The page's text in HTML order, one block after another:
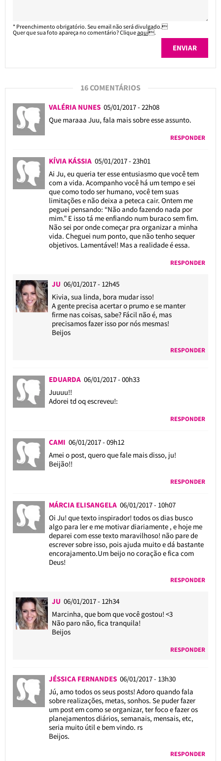
* Preenchimento obrigatório. Seu email não será divulgado.
Quer que sua foto apareça no comentário? Cliqueaqui.
16 COMENTÁRIOS
VALÉRIA NUNES 05/01/2017 - 22h08
Que maraaa Juu, fala mais sobre esse assunto.
RESPONDER
KÍVIA KÁSSIA 05/01/2017 - 23h01
Ai Ju, eu queria ter esse entusiasmo que você tem
com a vida. Acompanho você há um tempo e sei
que como todo ser humano, você tem suas
limitações e não deixa a peteca cair. Ontem me
peguei pensando: “Não ando fazendo nada por
mim.” E isso tá me enfiando num buraco sem fim.
Não sei por onde começar pra organizar a minha
vida. Cheguei num ponto, que não tenho sequer
objetivos. Lamentável! Mas a realidade é essa.
RESPONDER
JU 06/01/2017 - 12h45
Kivia, sua linda, bora mudar isso!
A gente precisa acertar o prumo e se manter
firme nas coisas, sabe? Fácil não é, mas
precisamos fazer isso por nós mesmas!
Beijos
RESPONDER
EDUARDA 06/01/2017 - 00h33
Juuuu!!
Adorei td oq escreveu!:
RESPONDER
CAMI 06/01/2017 - 09h12
Amei o post, quero que fale mais disso, ju!
Beijão!!
RESPONDER
MÁRCIA ELISANGELA 06/01/2017 - 10h07
Oi Ju! que texto inspirador! todos os dias busco
algo para ler e me motivar diariamente , e hoje me
deparei com esse texto maravilhoso! não pare de
escrever sobre isso, pois ajuda muito e dá bastante
encorajamento.Um beijo no coração e fica com
Deus!
RESPONDER
JU 06/01/2017 - 12h34
Marcinha, que bom que você gostou! <3
Não paro não, fica tranquila!
Beijos
RESPONDER
JÉSSICA FERNANDES 06/01/2017 - 13h30
Jú, amo todos os seus posts! Adoro quando fala
sobre realizações, metas, sonhos. Se puder fazer
um post em como se organizar, ter foco e fazer os
planejamentos diários, semanais, mensais, etc,
seria muito útil e bem vindo. rs
Beijos.
RESPONDER